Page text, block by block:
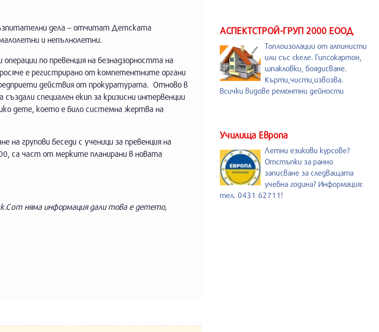
дела – отчитат Детската
и непълнолетни.
по превенция на безнадзорността на
е регистрирано от компетентните органи
действия от прокуратурата. Отново в
специален екип за кризисни интервенции
дете, което е било системна жертва на
на групови беседи с ученици за превенция на
са част от мерките планирани в новата
няма информация дали това е детето,
АСПЕКТСТРОЙ-ГРУП 2000 ЕООД
Топлоизолации от алпинисти
или със скеле. Гипсокартон,
шпакловки, боядисване.
Кърти,чисти,извозва.
Всички видове ремонтни дейности
Училища Европа
Летни езикови курсове?
Отстъпки за ранно
записване за следващата
учебна година? Информация:
тел. 0431 62711!